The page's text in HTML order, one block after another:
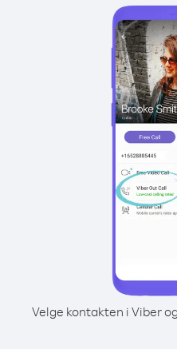
Velge kontakten i Viber